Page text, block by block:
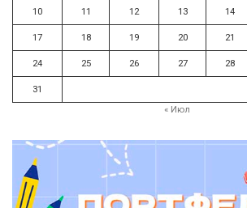
10 11 12 13 14
17 18 19 20 21
24 25 26 27 28
31
« Июл